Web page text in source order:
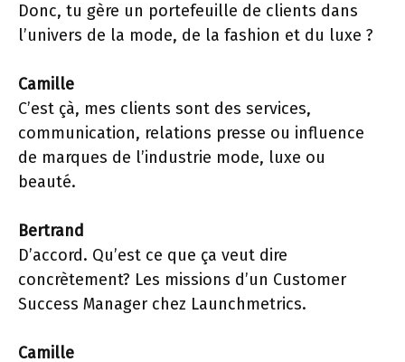
Donc, tu gère un portefeuille de clients dans
l’univers de la mode, de la fashion et du luxe ?
Camille
C’est çà, mes clients sont des services,
communication, relations presse ou influence
de marques de l’industrie mode, luxe ou
beauté.
Bertrand
D’accord. Qu’est ce que ça veut dire
concrètement? Les missions d’un Customer
Success Manager chez Launchmetrics.
Camille